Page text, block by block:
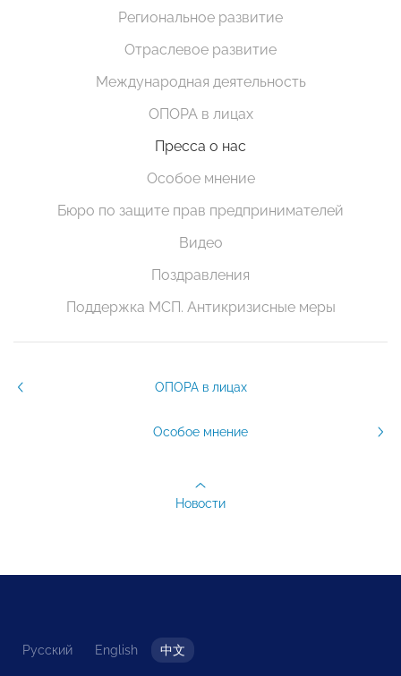
Региональное развитие
Отраслевое развитие
Международная деятельность
ОПОРА в лицах
Пресса о нас
Особое мнение
Бюро по защите прав предпринимателей
Видео
Поздравления
Поддержка МСП. Антикризисные меры
ОПОРА в лицах
Особое мнение
Новости
Русский English 中文